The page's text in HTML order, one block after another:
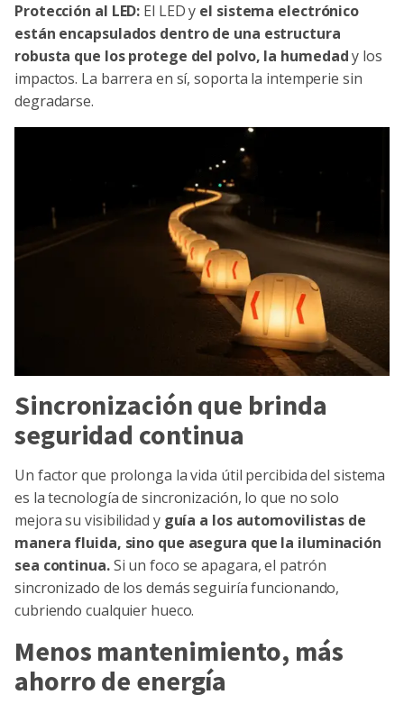
Protección al LED: El LED y el sistema electrónico
están encapsulados dentro de una estructura
robusta que los protege del polvo, la humedady los
impactos. La barrera en sí, soporta la intemperie sin
degradarse.
Sincronización que brinda
seguridad continua
Un factor que prolonga la vida útil percibida del sistema
es latecnología de sincronización, lo que no solo
mejora su visibilidad yguía a los automovilistas de
manera fluida, sino que asegura que la iluminación
sea continua.Si un foco se apagara, el patrón
sincronizado de los demás seguiría funcionando,
cubriendo cualquier hueco.
Menos mantenimiento, más
ahorro de energía